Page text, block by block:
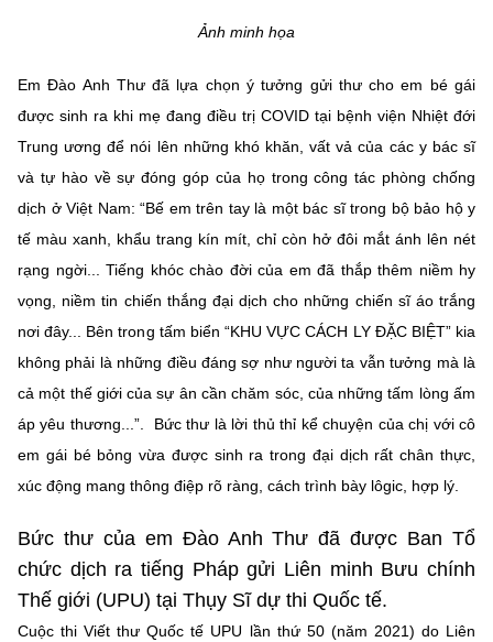
BỘ KHOA HỌC VÀ CÔNG NGHỆ
MINISTRY OF SCIENCE AND TECHNOLOGY
Điều khoản sử dụng Theo dõi MST: Góp ý
Cơ quan chủ quản: Bộ Khoa học và Công nghệ (MST)
Chịu trách nhiệm nội dung: Nguyễn Thị Hải Hằng
Giám đốc Trung tâm Truyền thông Khoa học và Công nghệ.
Liên hệ
Địa chỉ: Ban Biên tập Cổng TTĐT - 18 Nguyễn Du, TP. Hà Nội
Điện thoại: 024 3936 9506
Email:stc@mst.gov.vn
(Ghi rõ nguồn "https://mst.gov.vn" khi phát hành lại thông tin từ
Ảnh minh họa
Em Đào Anh Thư đã lựa chọn ý tưởng gửi thư cho em bé gái
được sinh ra khi mẹ đang điều trị COVID tại bệnh viện Nhiệt đới
Trung ương để nói lên những khó khăn, vất vả của các y bác sĩ
và tự hào về sự đóng góp của họ trong công tác phòng chống
dịch ở Việt Nam: “Bế em trên tay là một bác sĩ trong bộ bảo hộ y
tế màu xanh, khẩu trang kín mít, chỉ còn hở đôi mắt ánh lên nét
rạng ngời... Tiếng khóc chào đời của em đã thắp thêm niềm hy
vọng, niềm tin chiến thắng đại dịch cho những chiến sĩ áo trắng
nơi đây... Bên trong tấm biển “KHU VỰC CÁCH LY ĐẶC BIỆT” kia
không phải là những điều đáng sợ như người ta vẫn tưởng mà là
cả một thế giới của sự ân cần chăm sóc, của những tấm lòng ấm
áp yêu thương...”. Bức thư là lời thủ thỉ kể chuyện của chị với cô
em gái bé bỏng vừa được sinh ra trong đại dịch rất chân thực,
xúc động mang thông điệp rõ ràng, cách trình bày lôgic, hợp lý.
Bức thư của em Đào Anh Thư đã được Ban Tổ
chức dịch ra tiếng Pháp gửi Liên minh Bưu chính
Thế giới (UPU) tại Thụy Sĩ dự thi Quốc tế.
Cuộc thi Viết thư Quốc tế UPU lần thứ 50 (năm 2021) do Liên